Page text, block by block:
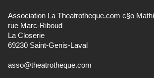
Association La Theatrotheque.com c§o
rue Marc-Riboud
La Closerie
69230 Saint-Genis-Laval
asso@theatrotheque.com